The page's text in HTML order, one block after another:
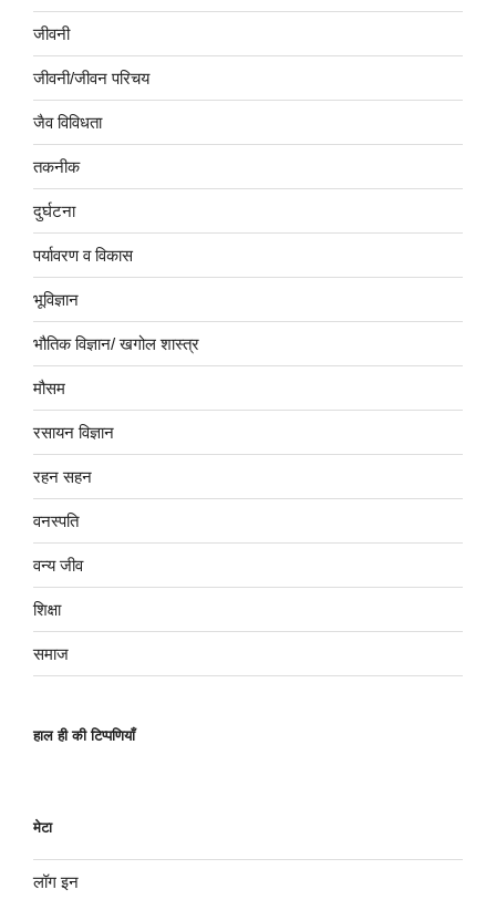
जीवनी
जीवनी/जीवन परिचय
जैव विविधता
तकनीक
दुर्घटना
पर्यावरण व विकास
भूविज्ञान
भौतिक विज्ञान/ खगोल शास्त्र
मौसम
रसायन विज्ञान
रहन सहन
वनस्पति
वन्य जीव
शिक्षा
समाज
हाल ही की टिप्पणियाँ
मेटा
लॉग इन